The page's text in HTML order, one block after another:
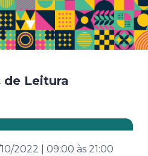
de Leitura
2022 09:00 às 21:00